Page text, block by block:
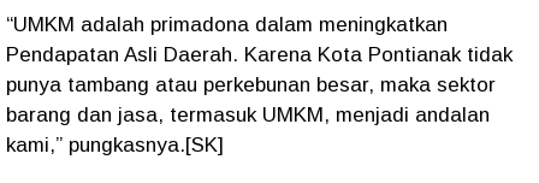
“UMKM adalah primadona dalam meningkatkan
Pendapatan Asli Daerah. Karena Kota Pontianak tidak
punya tambang atau perkebunan besar, maka sektor
barang dan jasa, termasuk UMKM, menjadi andalan
kami,” pungkasnya.[SK]